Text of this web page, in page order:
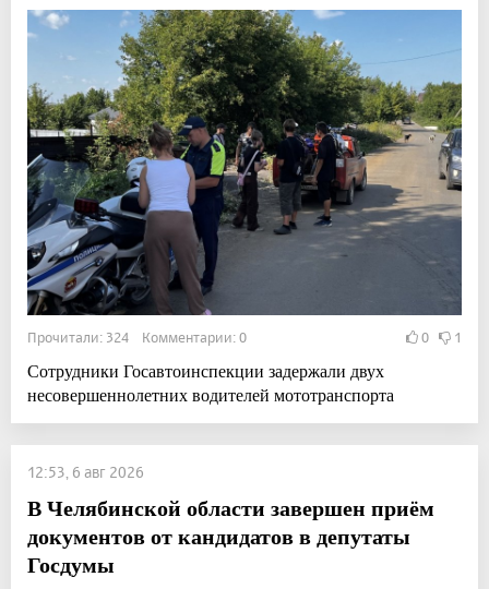
Прочитали: 324 Комментарии: 0 0 1
Сотрудники Госавтоинспекции задержали двух
несовершеннолетних водителей мототранспорта
12:53, 6 авг 2026
В Челябинской области завершен приём
документов от кандидатов в депутаты
Госдумы